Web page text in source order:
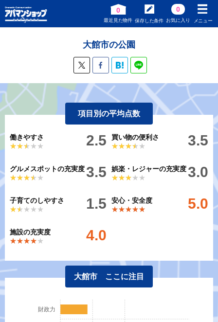
0
最近見た物件 保存した条件
0
お気に入り メニュー
大館市の公園
項目別の平均点数
働きやすさ
★★★★★
★★★★★ 2.5
買い物の便利さ
★★★★★
★★★★★ 3.5
グルメスポットの充実度
★★★★★
★★★★★ 3.5
娯楽・レジャーの充実度
★★★★★
★★★★★ 3.0
子育てのしやすさ
★★★★★
★★★★★ 1.5
安心・安全度
★★★★★
★★★★★ 5.0
施設の充実度
★★★★★
★★★★★ 4.0
大館市 ここに注目
財政力